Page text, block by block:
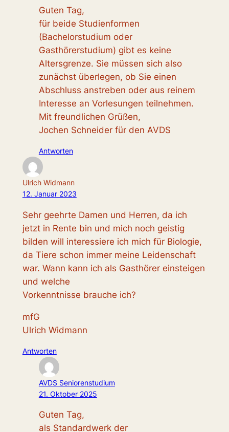
Guten Tag,
für beide Studienformen
(Bachelorstudium oder
Gasthörerstudium) gibt es keine
Altersgrenze. Sie müssen sich also
zunächst überlegen, ob Sie einen
Abschluss anstreben oder aus reinem
Interesse an Vorlesungen teilnehmen.
Mit freundlichen Grüßen,
Jochen Schneider für den AVDS
Antworten
Ulrich Widmann
12. Januar 2023
Sehr geehrte Damen und Herren, da ich
jetzt in Rente bin und mich noch geistig
bilden will interessiere ich mich für Biologie,
da Tiere schon immer meine Leidenschaft
war. Wann kann ich als Gasthörer einsteigen
und welche
Vorkenntnisse brauche ich?
mfG
Ulrich Widmann
Antworten
AVDS Seniorenstudium
21. Oktober 2025
Guten Tag,
als Standardwerk der